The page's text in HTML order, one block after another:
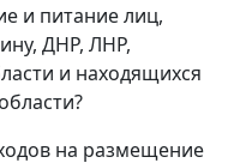
и питание лиц,
ДНР, ЛНР,
и находящихся
на размещение